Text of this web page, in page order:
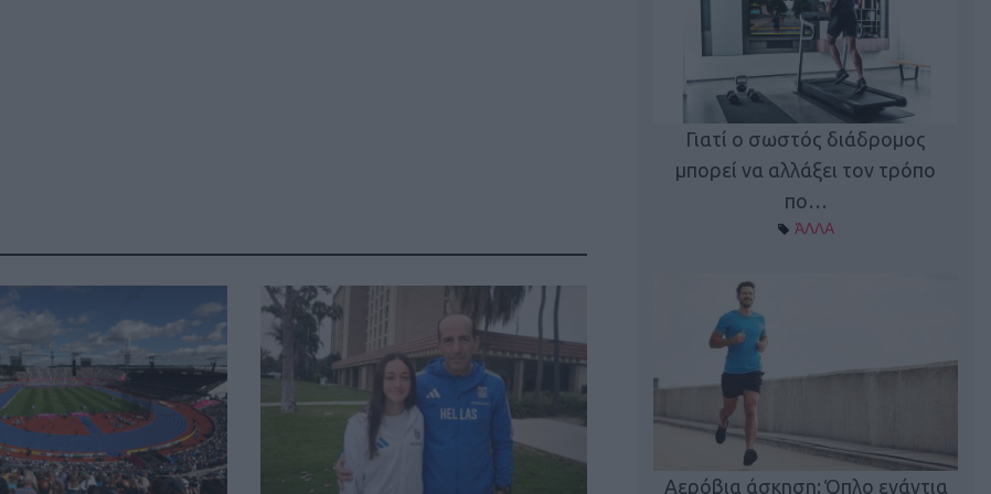
New Year Resolutions: Η άσκηση
στην κορυφή για το 2026!
Γιατί ο σωστός διάδρομος
μπορεί να αλλάξει τον τρόπο
πο…
ΆΛΛΑ
Αερόβια άσκηση: Όπλο ενάντια